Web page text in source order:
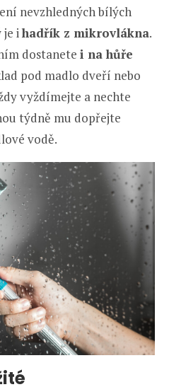
nevzhledných bílých
je ihadřík z mikrovlákna.
dostanete i na hůře
pod madlo dveří nebo
vyždímejte a nechte
týdně mu dopřejte
vodě.